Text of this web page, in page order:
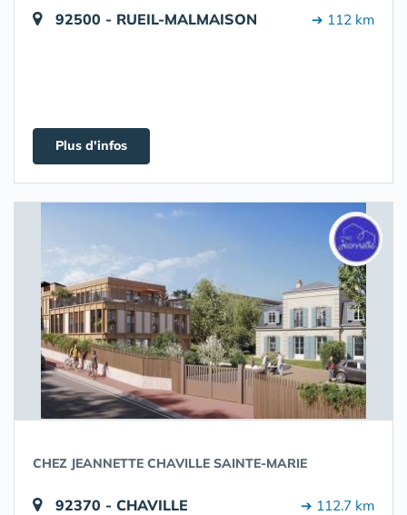
92500 - RUEIL-MALMAISON ➔ 112 km
Plus d'infos
CHEZ JEANNETTE CHAVILLE SAINTE-MARIE
92370 - CHAVILLE ➔ 112.7 km